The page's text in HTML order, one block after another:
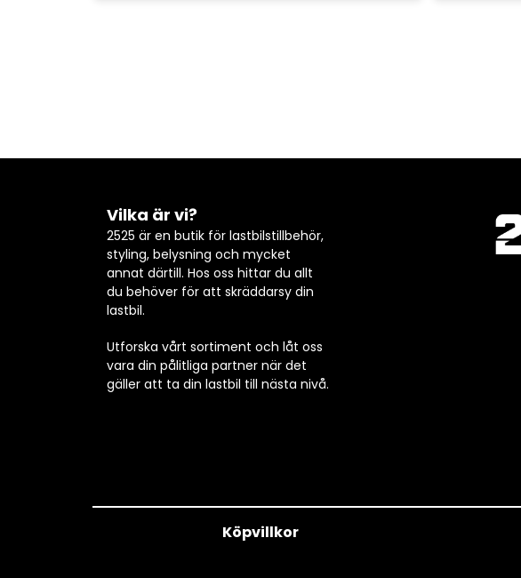
Vilka är vi?
2525 är en butik för lastbilstillbehör,
styling, belysning och mycket
annat därtill. Hos oss hittar du allt
du behöver för att skräddarsy din
lastbil.
Utforska vårt sortiment och låt oss
vara din pålitliga partner när det
gäller att ta din lastbil till nästa nivå.
Köpvillkor